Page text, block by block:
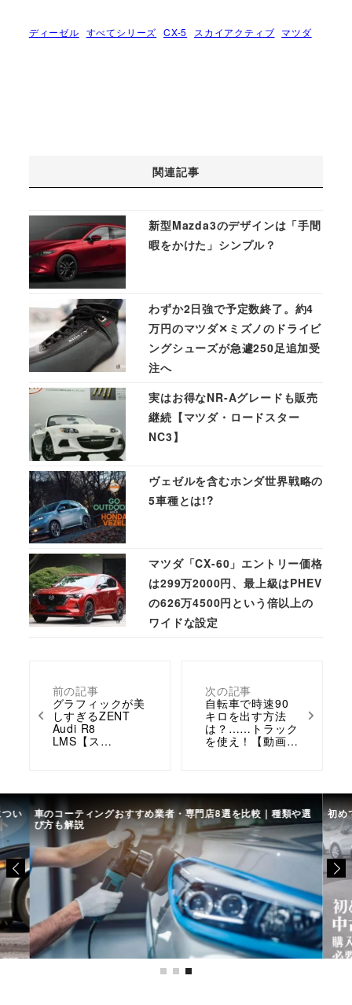
ディーゼル すべてシリーズ CX-5 スカイアクティブ マツダ
前の記事
グラフィックが美
しすぎるZENT
Audi R8
LMS【ス…
次の記事
自転車で時速90
キロを出す方法
は？……トラック
を使え！【動画…
関連記事
新型Mazda3のデザインは「手間
暇をかけた」シンプル？
わずか2日強で予定数終了。約4
万円のマツダ✕ミズノのドライビ
ングシューズが急遽250足追加受
注へ
実はお得なNR-Aグレードも販売
継続【マツダ・ロードスター
NC3】
ヴェゼルを含むホンダ世界戦略の
5車種とは!?
マツダ「CX-60」エントリー価格
は299万2000円、最上級はPHEV
の626万4500円という倍以上の
ワイドな設定
い 車のコーティングおすすめ業者・専門店8選を比較｜種類や選
び方も解説
初め